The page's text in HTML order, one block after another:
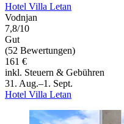
Hotel Villa Letan
Vodnjan
7,8/10
Gut
(52 Bewertungen)
161 €
inkl. Steuern & Gebühren
31. Aug.–1. Sept.
Hotel Villa Letan